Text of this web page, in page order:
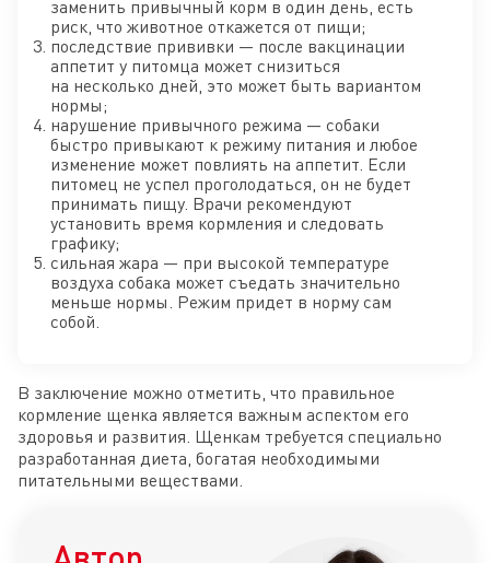
заменить привычный корм в один день, есть
риск, что животное откажется от пищи;
последствие прививки — после вакцинации
аппетит у питомца может снизиться
на несколько дней, это может быть вариантом
нормы;
нарушение привычного режима — собаки
быстро привыкают к режиму питания и любое
изменение может повлиять на аппетит. Если
питомец не успел проголодаться, он не будет
принимать пищу. Врачи рекомендуют
установить время кормления и следовать
графику;
сильная жара — при высокой температуре
воздуха собака может съедать значительно
меньше нормы. Режим придет в норму сам
собой.
В заключение можно отметить, что правильное
кормление щенка является важным аспектом его
здоровья и развития. Щенкам требуется специально
разработанная диета, богатая необходимыми
питательными веществами.